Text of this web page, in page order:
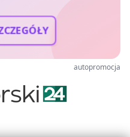
autopromocja